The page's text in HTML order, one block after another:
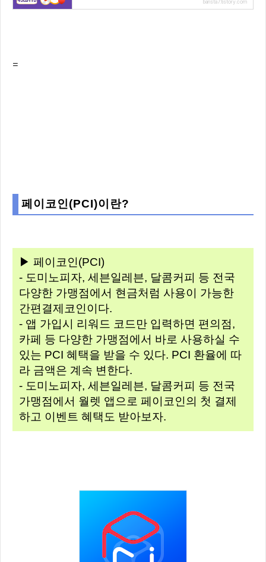
=
페이코인(PCI)이란?
▶ 페이코인(PCI)
- 도미노피자, 세븐일레븐, 달콤커피 등 전국
다양한 가맹점에서 현금처럼 사용이 가능한
간편결제코인이다.
- 앱 가입시 리워드 코드만 입력하면 편의점,
카페 등 다양한 가맹점에서 바로 사용하실 수
있는 PCI 혜택을 받을 수 있다. PCI 환율에 따
라 금액은 계속 변한다.
- 도미노피자, 세븐일레븐, 달콤커피 등 전국
가맹점에서 월렛 앱으로 페이코인의 첫 결제
하고 이벤트 혜택도 받아보자.